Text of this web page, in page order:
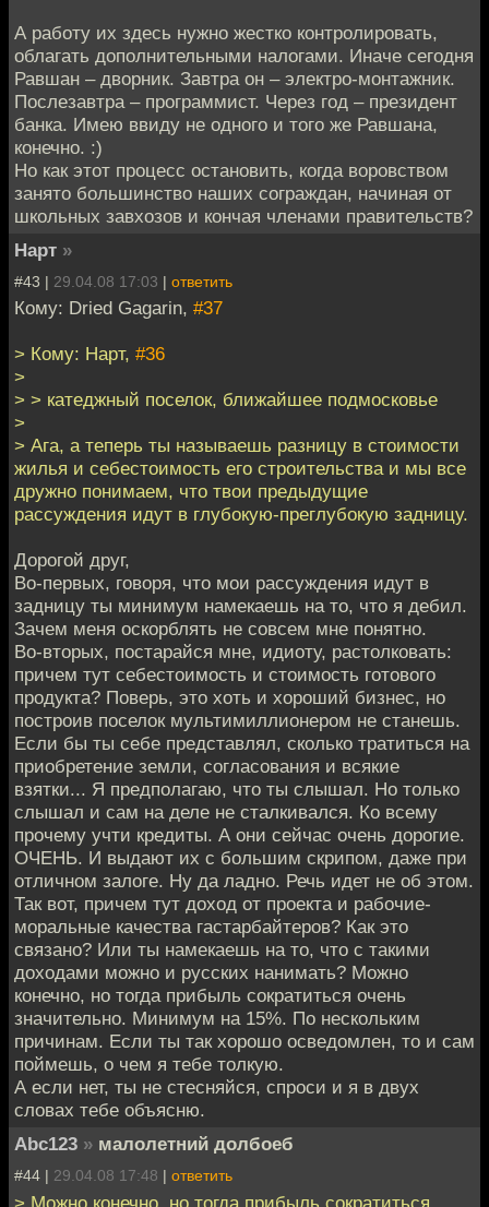
А работу их здесь нужно жестко контролировать,
облагать дополнительными налогами. Иначе сегодня
Равшан – дворник. Завтра он – электро-монтажник.
Послезавтра – программист. Через год – президент
банка. Имею ввиду не одного и того же Равшана,
конечно. :)
Но как этот процесс остановить, когда воровством
занято большинство наших сограждан, начиная от
школьных завхозов и кончая членами правительств?
Нарт »
#43 | 29.04.08 17:03 | ответить
Кому: Dried Gagarin, #37
> Кому: Нарт, #36
>
> > катеджный поселок, ближайшее подмосковье
>
> Ага, а теперь ты называешь разницу в стоимости
жилья и себестоимость его строительства и мы все
дружно понимаем, что твои предыдущие
рассуждения идут в глубокую-преглубокую задницу.
Дорогой друг,
Во-первых, говоря, что мои рассуждения идут в
задницу ты минимум намекаешь на то, что я дебил.
Зачем меня оскорблять не совсем мне понятно.
Во-вторых, постарайся мне, идиоту, растолковать:
причем тут себестоимость и стоимость готового
продукта? Поверь, это хоть и хороший бизнес, но
построив поселок мультимиллионером не станешь.
Если бы ты себе представлял, сколько тратиться на
приобретение земли, согласования и всякие
взятки... Я предполагаю, что ты слышал. Но только
слышал и сам на деле не сталкивался. Ко всему
прочему учти кредиты. А они сейчас очень дорогие.
ОЧЕНЬ. И выдают их с большим скрипом, даже при
отличном залоге. Ну да ладно. Речь идет не об этом.
Так вот, причем тут доход от проекта и рабочие-
моральные качества гастарбайтеров? Как это
связано? Или ты намекаешь на то, что с такими
доходами можно и русских нанимать? Можно
конечно, но тогда прибыль сократиться очень
значительно. Минимум на 15%. По нескольким
причинам. Если ты так хорошо осведомлен, то и сам
поймешь, о чем я тебе толкую.
А если нет, ты не стесняйся, спроси и я в двух
словах тебе объясню.
Abc123 » малолетний долбоеб
#44 | 29.04.08 17:48 | ответить
> Можно конечно, но тогда прибыль сократиться